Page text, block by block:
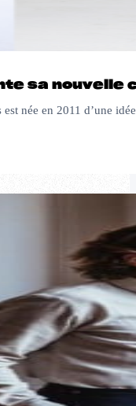
sa nouvelle
née en 2011 d’une